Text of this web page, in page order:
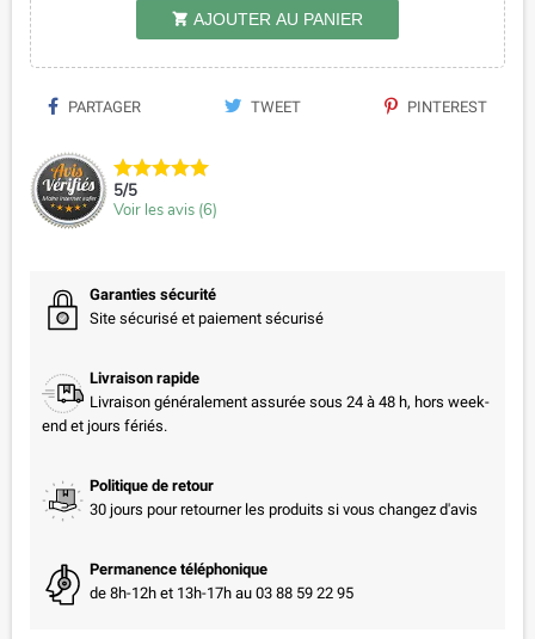
 AJOUTER AU PANIER
PARTAGER TWEET PINTEREST
5/5
Voir les avis (6)
Garanties sécurité
Site sécurisé et paiement sécurisé
Livraison rapide
Livraison généralement assurée sous 24 à 48 h, hors week-
end et jours fériés.
Politique de retour
30 jours pour retourner les produits si vous changez d'avis
Permanence téléphonique
de 8h-12h et 13h-17h au 03 88 59 22 95